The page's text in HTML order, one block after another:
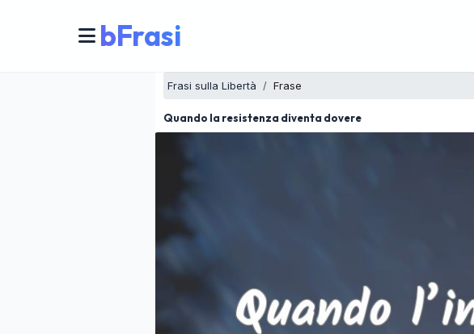
bFrasi
Frasi sulla Libertà Frase
Quando la resistenza diventa dovere